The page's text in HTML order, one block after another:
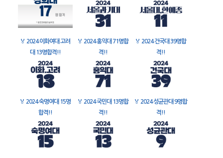
🏅 2024 이화여대 고려
대 13명합격!!
🏅 2024 홍익대 71명합
격!!
🏅 2024 건국대 39명합
격!!
🏅 2024 숙명여대 15명
합격!!
🏅 2024 국민대 13명합
격!!
🏅 2024 성균관대 9명합
격!!